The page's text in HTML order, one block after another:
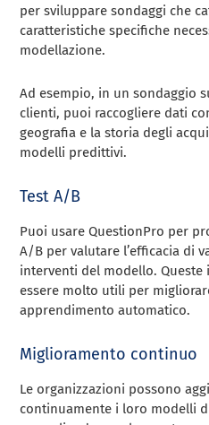
per sviluppare sondaggi che
caratteristiche specifiche
modellazione.
Ad esempio, in un sondaggio
clienti, puoi raccogliere dati
geografia e la storia degli
modelli predittivi.
Test A/B
Puoi usare QuestionPro per
A/B per valutare l’efficacia di
interventi del modello.
essere molto utili per
apprendimento automatico.
Miglioramento continuo
Le organizzazioni possono
continuamente i loro modelli